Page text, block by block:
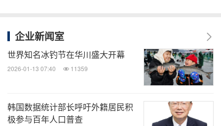
企业新闻室
世界知名冰钓节在华川盛大开幕
2026-01-13 07:40 11359
韩国数据统计部长呼吁外籍居民积
极参与百年人口普查